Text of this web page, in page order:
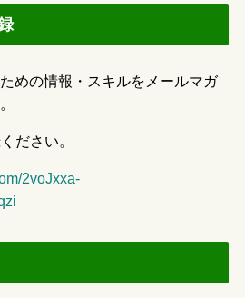
めの情報・スキルをメールマガ
ださい。
2voJxxa-